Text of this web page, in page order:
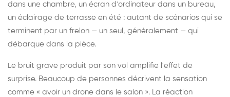
dans une chambre, un écran d'ordinateur dans un bureau,
un éclairage de terrasse en été : autant de scénarios qui se
terminent par un frelon — un seul, généralement — qui
débarque dans la pièce.
Le bruit grave produit par son vol amplifie l'effet de
surprise. Beaucoup de personnes décrivent la sensation
comme « avoir un drone dans le salon ». La réaction